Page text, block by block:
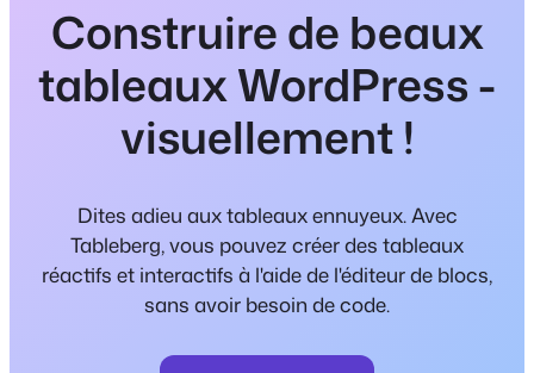
Construire de beaux
tableaux WordPress -
visuellement !
Dites adieu aux tableaux ennuyeux. Avec
Tableberg, vous pouvez créer des tableaux
réactifs et interactifs à l'aide de l'éditeur de blocs,
sans avoir besoin de code.